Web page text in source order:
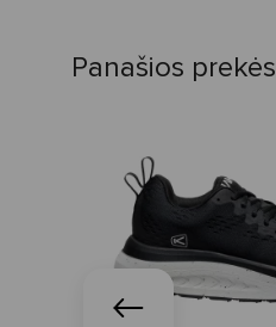
Panašios prekės